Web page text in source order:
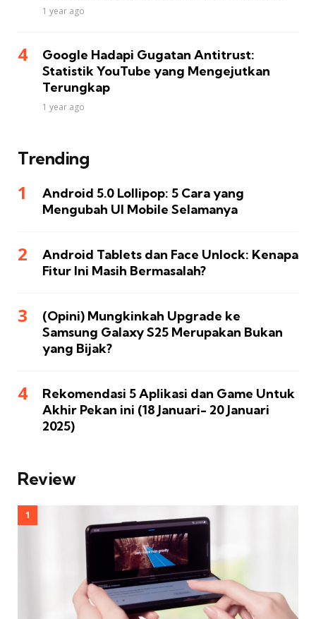
1 year ago
Google Hadapi Gugatan Antitrust:
Statistik YouTube yang Mengejutkan
Terungkap
1 year ago
Trending
Android 5.0 Lollipop: 5 Cara yang
Mengubah UI Mobile Selamanya
Android Tablets dan Face Unlock: Kenapa
Fitur Ini Masih Bermasalah?
(Opini) Mungkinkah Upgrade ke
Samsung Galaxy S25 Merupakan Bukan
yang Bijak?
Rekomendasi 5 Aplikasi dan Game Untuk
Akhir Pekan ini (18 Januari- 20 Januari
2025)
Review